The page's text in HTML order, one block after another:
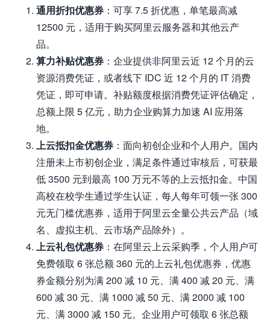
通用折扣优惠券 ：可享 7.5 折优惠，单笔最高减
12500 元，适用于购买阿里云服务器和其他云产
品。
算力补贴优惠券 ：企业提供非阿里云近 12 个月的云
资源消费凭证，或者线下 IDC 近 12 个月的 IT 消费
凭证，即可申请。补贴额度根据消费凭证评估确定，
总额上限 5 亿元，助力企业购算力加速 AI 应用落
地。
上云抵扣金优惠券 ：面向初创企业和个人用户。国内
注册未上市初创企业，满足条件通过审核后，可获最
低 3500 元到最高 100 万元不等的上云抵扣金。中国
高校在校学生通过学生认证，每人每年可领一张 300
元无门槛优惠券，适用于阿里云全量公共云产品（域
名、虚拟主机、云市场产品除外）。
上云礼包优惠券 ：在阿里云上云采购季，个人用户可
免费领取 6 张总额 360 元的上云礼包优惠券，优惠
券金额分别为满 200 减 10 元、满 400 减 20 元、满
600 减 30 元、满 1000 减 50 元、满 2000 减 100
元、满 3000 减 150 元。企业用户可领取 6 张总额